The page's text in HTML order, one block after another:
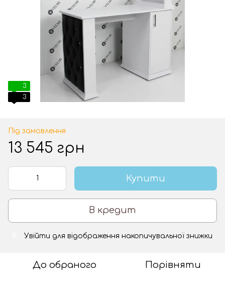
3
3
Під замовлення
13 545 грн
Купити
В кредит
Увійти для відображення накопичувальної знижки
До обраного Порівняти